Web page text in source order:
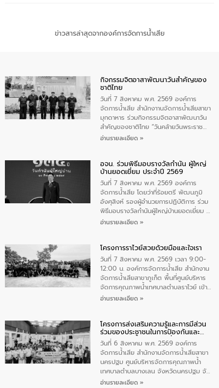
ข่าวสารล่าสุดจากองค์การจัดการน้ำเสีย
กิจกรรมจิตอาสาพัฒนาวันสําคัญของ
ชาติไทย
วันที่ 7 สิงหาคม พ.ศ. 2569 องค์การ
จัดการน้ำเสีย สำนักงาานจัดการน้ำเสียสาขา
มุกดาหาร ร่วมกิจกรรมจิตอาสาพัฒนาวัน
สําคัญของชาติไทย “วันคล้ายวันพระราช
สมภพ สมเด็จพระนางเจ้าสิริกิติ์พระบรม
ทิพย์คำ รองผู้ว่าราชการจังหวัดมุกดาหาร
เป็นประธานในพิธี ณ เรือนจําชั่วคราวนาโสก
ตําบลนาโสก อําเภอเมืองมุกดาหาร จังหวัด
มุกดาหาร โดยในกิจกรรมได้ร่วมปลูกป่า และ
ทําความสะอาดภายในบริเวณ จัดกิจกรรม
เพื่อถวายเป็นพระราชกุศล สมเด็จพระนาง
เจ้าสิริกิติ์พระบรมราชินีนาถ พระบรมราช
อ่านรายละเอียด »
อจน. ร่วมพิธีมอบรางวัลกำนัน ผู้ใหญ่
บ้านยอดเยี่ยม ประจำปี 2569
วันที่ 7 สิงหาคม พ.ศ. 2569 องค์การ
จัดการน้ำเสีย โดยว่าที่ร้อยตรี พัฒนภูมิ
อังศุสิงห์ รองผู้อำนวยการปฏิบัติการ ร่วม
พิธีมอบรางวัลกำนันผู้ใหญ่บ้านยอดเยี่ยม ณ
ทำเนียบรัฐบาล โดยมีนายอนุทิน ชาญวีรกูล
ทองคำและประกาศเกียรติคุณให้แก่ กำนัน
ผู้ใหญ่บ้านยอดเยี่ยม พร้อมกล่าวชื่นชม ให้
โอวาท และมอบนโยบาย
อ่านรายละเอียด »
โครงการราไวย์สวยด้วยมือและใจเรา
วันที่ 7 สิงหาคม พ.ศ. 2569 เวลา 9:00-
12:00 น. องค์การจัดการน้ำเสีย สำนักงาน
จัดการน้ำเสียสาขาภูเก็ต พื้นที่ศูนย์บริหาร
จัดการคุณภาพน้ำเทศบาลตำบลราไวย์ เข้า
ร่วมโครงการราไวย์สวยด้วยมือและใจเรา
ประชาชน ตัวแทนจากโรงแรมต่างๆ ในเขต
เทศบาลตำบลราไวย์ ศูนย์บริหารจัดการ
คุณภาพน้ำเทศบาลตำบลราไวย์ นำโดยนาย
น้อย แก้วเศษ ผู้จัดการสำนักงานจัดการน้ำ
เสียสาขาภูเก็ต พร้อมด้วยเจ้าหน้าที่ จำนวน
5 คน ร่วมทำกิจกรรม ทำความสะอาด
ชายหาดและแหล่งท่องเที่ยว ณ บริเวณ
อ่านรายละเอียด »
โครงการส่งเสริมความรู้และการมีส่วน
ร่วมของประชาชนในการป้องกันและ
แก้ไขปัญหาน้ำเสียอย่างยั่งยืน
วันที่ 6 สิงหาคม พ.ศ. 2569 องค์การ
จัดการน้ำเสีย สำนักงานจัดการน้ำเสียสาขา
นครปฐม ศูนย์บริหารจัดการคุณภาพน้ำ
เทศบาลตำบลบางเลน จังหวัดนครปฐม จัด
กิจกรรมภายใต้โครงการส่งเสริมความรู้และ
อ่านรายละเอียด »